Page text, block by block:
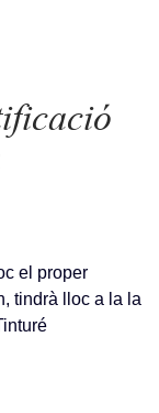
el proper
tindrà lloc a la la